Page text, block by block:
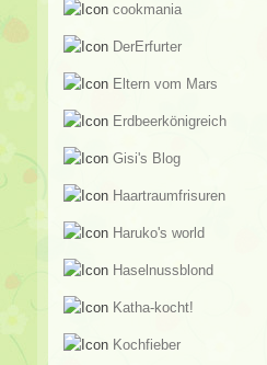
cookmania
DerErfurter
Eltern vom Mars
Erdbeerkönigreich
Gisi's Blog
Haartraumfrisuren
Haruko's world
Haselnussblond
Katha-kocht!
Kochfieber